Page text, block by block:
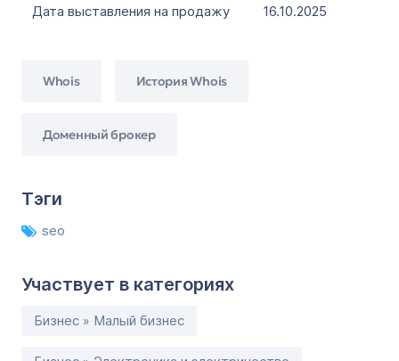
Дата выставления на продажу
16.10.2025
Whois История Whois
Доменный брокер
Тэги
seo
Участвует в категориях
Бизнес » Малый бизнес